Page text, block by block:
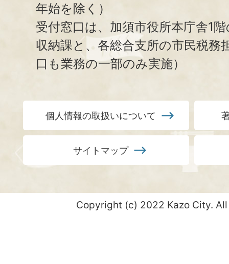
年始を除く）
受付窓口は、加須市役所本庁舎1
収納課と、 各総合支所の市民税務
口も業務の一部のみ実施）
個人情報の取扱いについて
サイトマップ
Copyright (c) 2022 Kazo City.